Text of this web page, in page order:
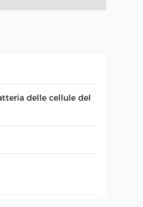
delle cellule del